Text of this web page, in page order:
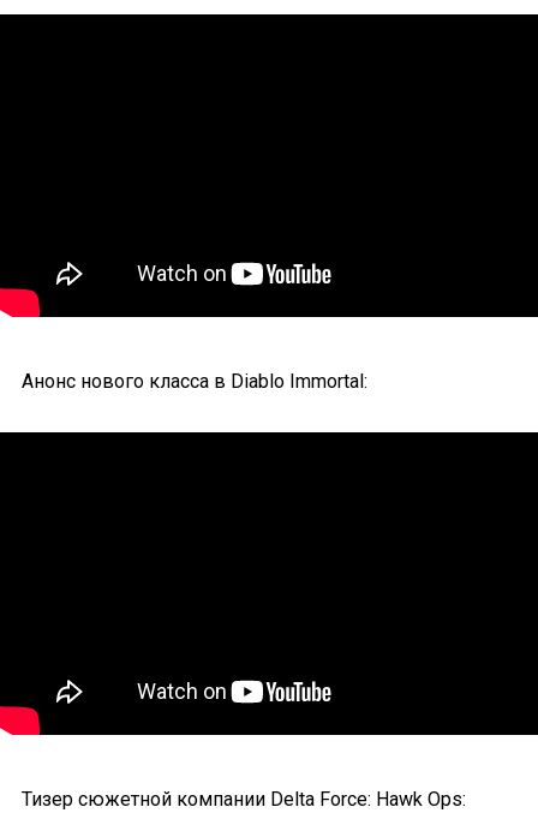
Анонс нового класса в Diablo Immortal:
Тизер сюжетной компании Delta Force: Hawk Ops: